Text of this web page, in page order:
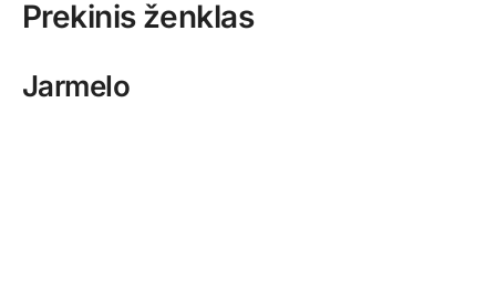
Prekinis ženklas
Jarmelo